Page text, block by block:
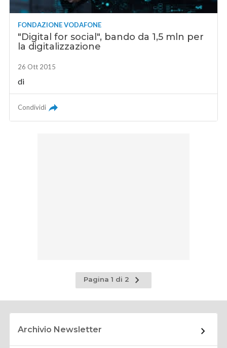
FONDAZIONE VODAFONE
"Digital for social", bando da 1,5 mln per
la digitalizzazione
26 Ott 2015
di
Condividi
Pagina 1 di 2
Pagina
successiva
Archivio Newsletter